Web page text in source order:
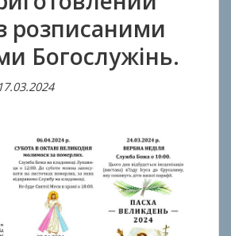
розписаними
Богослужінь.
17.03.2024В
A
n
t
o
n